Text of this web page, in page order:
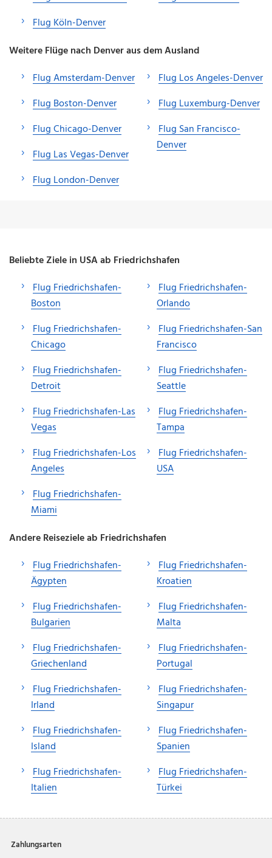
Flug Köln-Denver
Weitere Flüge nach Denver aus dem Ausland
Flug Amsterdam-Denver
Flug Boston-Denver
Flug Chicago-Denver
Flug Las Vegas-Denver
Flug London-Denver
Flug Los Angeles-Denver
Flug Luxemburg-Denver
Flug San Francisco-
Denver
Beliebte Ziele in USA ab Friedrichshafen
Flug Friedrichshafen-
Boston
Flug Friedrichshafen-
Chicago
Flug Friedrichshafen-
Detroit
Flug Friedrichshafen-Las
Vegas
Flug Friedrichshafen-Los
Angeles
Flug Friedrichshafen-
Miami
Flug Friedrichshafen-
Orlando
Flug Friedrichshafen-San
Francisco
Flug Friedrichshafen-
Seattle
Flug Friedrichshafen-
Tampa
Flug Friedrichshafen-
USA
Andere Reiseziele ab Friedrichshafen
Flug Friedrichshafen-
Ägypten
Flug Friedrichshafen-
Bulgarien
Flug Friedrichshafen-
Griechenland
Flug Friedrichshafen-
Irland
Flug Friedrichshafen-
Island
Flug Friedrichshafen-
Italien
Flug Friedrichshafen-
Kroatien
Flug Friedrichshafen-
Malta
Flug Friedrichshafen-
Portugal
Flug Friedrichshafen-
Singapur
Flug Friedrichshafen-
Spanien
Flug Friedrichshafen-
Türkei